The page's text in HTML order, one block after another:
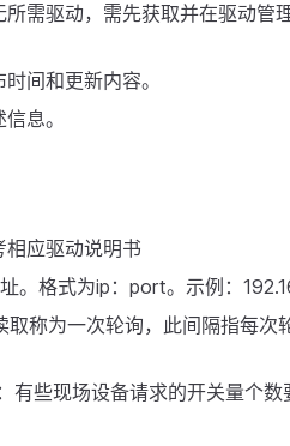
需驱动，需先获取并在驱动管
间和更新内容。
息。
相应驱动说明书
格式为ip：port。示例：
称为一次轮询，此间隔指每次
些现场设备请求的开关量个